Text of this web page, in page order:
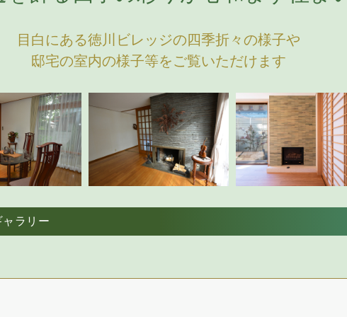
目白にある徳川ビレッジの四季折々の様子や
邸宅の室内の様子等をご覧いただけます
ラリー